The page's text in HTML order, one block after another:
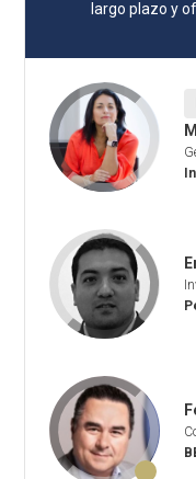
largo plazo y